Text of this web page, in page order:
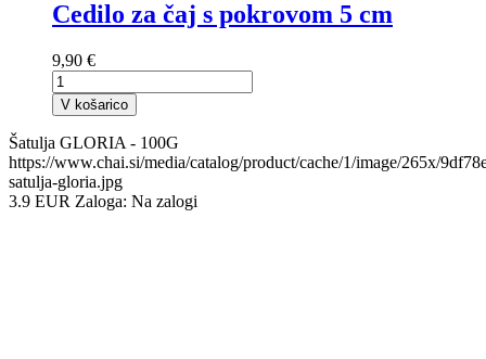
Cedilo za čaj s pokrovom 5 cm
9,90 €
V košarico
Šatulja GLORIA - 100G
https://www.chai.si/media/catalog/product/cache/1/image/265x/
satulja-gloria.jpg
3.9 EUR Zaloga: Na zalogi